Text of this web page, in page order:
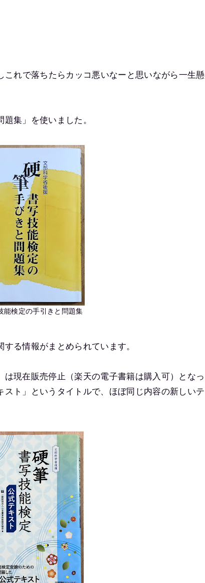
れで落ちたらカッコ悪いなーと思いながら一生懸
集」を使いました。
能検定の手引きと問題集
る情報がまとめられています。
現在販売停止（楽天の電子書籍は購入可）となっ
ト」というタイトルで、ほぼ同じ内容の新しいテ